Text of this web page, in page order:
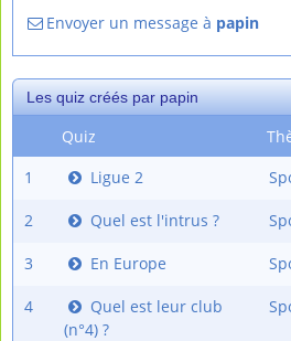
Envoyer un message à papin
Les quiz créés par papin
Quiz
1
Ligue 2
2 Quel est l'intrus ?
3 En Europe
4
Quel est leur club
(n°4) ?